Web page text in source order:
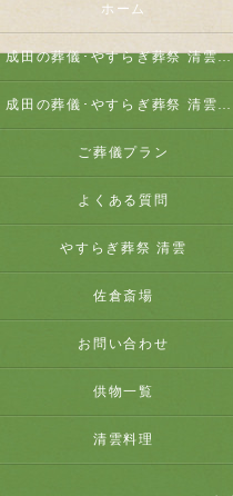
ホーム
成田の葬儀･やすらぎ葬祭 清雲の口コミ情報
成田の葬儀･やすらぎ葬祭 清雲のお客様の声
ご葬儀プラン
よくある質問
やすらぎ葬祭 清雲
佐倉斎場
お問い合わせ
供物一覧
清雲料理